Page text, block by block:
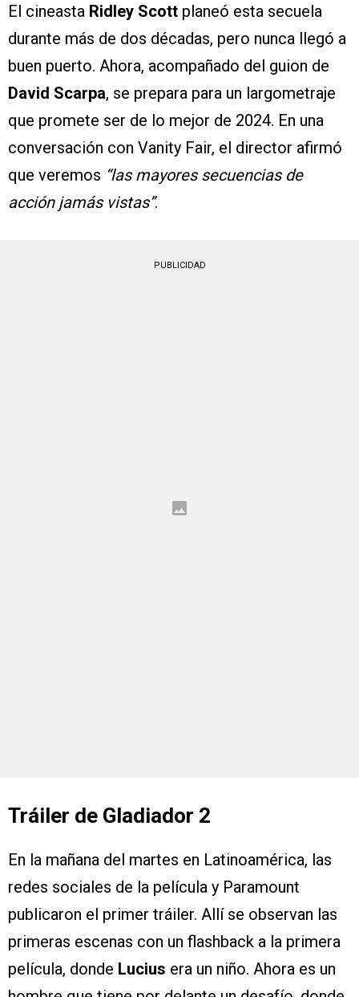
El cineasta Ridley Scott planeó esta secuela
durante más de dos décadas, pero nunca llegó a
buen puerto. Ahora, acompañado del guion de
David Scarpa, se prepara para un largometraje
que promete ser de lo mejor de 2024. En una
conversación con Vanity Fair, el director afirmó
que veremos “las mayores secuencias de
acción jamás vistas”.
PUBLICIDAD
Tráiler de Gladiador 2
En la mañana del martes en Latinoamérica, las
redes sociales de la película y Paramount
publicaron el primer tráiler. Allí se observan las
primeras escenas con un flashback a la primera
película, donde Lucius era un niño. Ahora es un